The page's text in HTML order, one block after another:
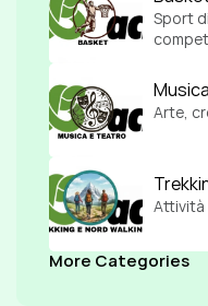
Sport
Arte,
Attività
More Categories